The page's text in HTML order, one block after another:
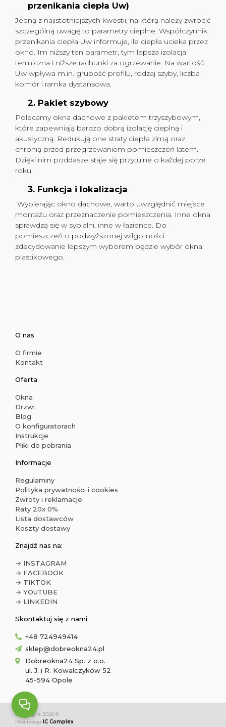
przenikania ciepła Uw)
Jedną z najistotniejszych kwestii, na którą należy zwrócić
szczególną uwagę to parametry cieplne. Współczynnik
przenikania ciepła Uw informuje, ile ciepła ucieka przez
okno. Im niższy ten parametr, tym lepsza izolacja
termiczna i niższe rachunki za ogrzewanie. Na wartość
Uw wpływa m.in. grubość profilu, rodzaj szyby, liczba
komór i ramka dystansowa.
2. Pakiet szybowy
Polecamy okna dachowe z pakietem trzyszybowym,
które zapewniają bardzo dobrą izolację cieplną i
akustyczną. Redukują one straty ciepła zimą oraz
chronią przed przegrzewaniem pomieszczeń latem.
Dzięki nim poddasze staje się przytulne o każdej porze
roku.
3. Funkcja i lokalizacja
Wybierając okno dachowe, warto uwzględnić miejsce
montażu oraz przeznaczenie pomieszczenia. Inne okna
sprawdzą się w sypialni, inne w łazience. Do
pomieszczeń o podwyższonej wilgotności
zdecydowanie lepszym wyborem będzie wybór okna
plastikowego.
O nas
O firmie
Kontakt
Oferta
Okna
Drzwi
Blog
O konfiguratorach
Instrukcje
Pliki do pobrania
Informacje
Regulaminy
Polityka prywatności i cookies
Zwroty i reklamacje
Raty 20x 0%
Lista dostawców
Koszty dostawy
Znajdź nas na:
→ INSTAGRAM
→ FACEBOOK
→ TIKTOK
→ YOUTUBE
→ LINKEDIN
Skontaktuj się z nami
+48 724949414
sklep@dobreokna24.pl
Dobreokna24 Sp. z o.o.
ul. J. i R. Kowalczyków 52
45-594 Opole
Copyright 2026 ©
Realizacja IC Complex